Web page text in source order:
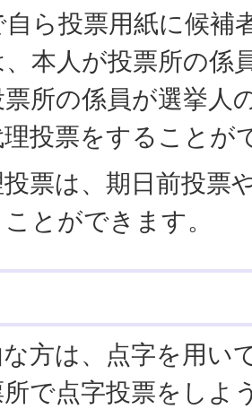
ら投票用紙に候補
本人が投票所の係
所の係員が選挙人
投票をすることが
票は、期日前投票
とができます。
方は、点字を用い
で点字投票をしよ